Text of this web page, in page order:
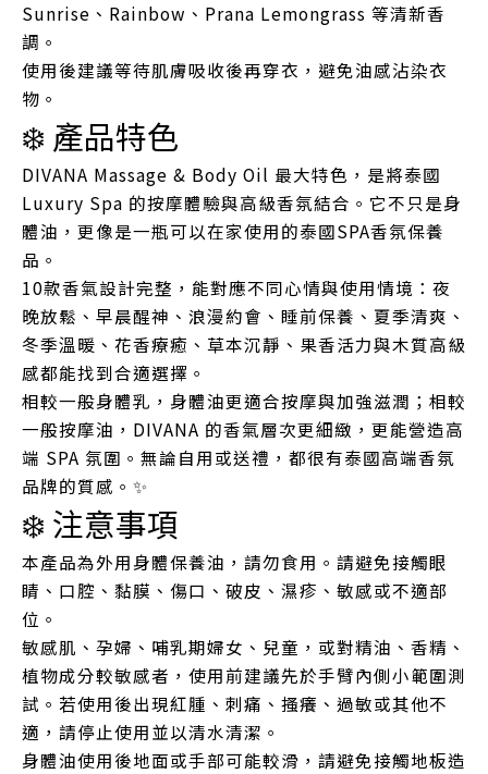
Sunrise、Rainbow、Prana Lemongrass 等清新香
調。
使用後建議等待肌膚吸收後再穿衣，避免油感沾染衣
物。
❄️ 產品特色
DIVANA Massage & Body Oil 最大特色，是將泰國
Luxury Spa 的按摩體驗與高級香氛結合。它不只是身
體油，更像是一瓶可以在家使用的泰國SPA香氛保養
品。
10款香氣設計完整，能對應不同心情與使用情境：夜
晚放鬆、早晨醒神、浪漫約會、睡前保養、夏季清爽、
冬季溫暖、花香療癒、草本沉靜、果香活力與木質高級
感都能找到合適選擇。
相較一般身體乳，身體油更適合按摩與加強滋潤；相較
一般按摩油，DIVANA 的香氣層次更細緻，更能營造高
端 SPA 氛圍。無論自用或送禮，都很有泰國高端香氛
品牌的質感。✨
❄️ 注意事項
本產品為外用身體保養油，請勿食用。請避免接觸眼
睛、口腔、黏膜、傷口、破皮、濕疹、敏感或不適部
位。
敏感肌、孕婦、哺乳期婦女、兒童，或對精油、香精、
植物成分較敏感者，使用前建議先於手臂內側小範圍測
試。若使用後出現紅腫、刺痛、搔癢、過敏或其他不
適，請停止使用並以清水清潔。
身體油使用後地面或手部可能較滑，請避免接觸地板造